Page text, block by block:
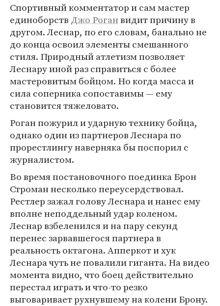
Спортивный комментатор и сам мастер
единоборств Джо Роганвидит причину в
другом. Леснар, по его словам, банально не
до конца освоил элементы смешанного
стиля. Природный атлетизм позволяет
Леснару иной раз справиться с более
мастеровитым бойцом. Но когда масса и
сила соперника сопоставимы — ему
становится тяжеловато.
Роган пожурил и ударную технику бойца,
однако один из партнеров Леснара по
прорестлингу наверняка бы поспорил с
журналистом.
Во время постановочного поединка Брон
Строман несколько переусердствовал.
Рестлер зажал голову Леснара и нанес ему
вполне неподдельный удар коленом.
Леснар взбеленился и на пару секунд
перенес зарвавшегося партнера в
реальность октагона. Апперкот и хук
Леснара чуть не повалили гиганта. На видео
момента видно, что боец действительно
перестал играть и что-то резко
выговаривает рухнувшему на колени Брону.